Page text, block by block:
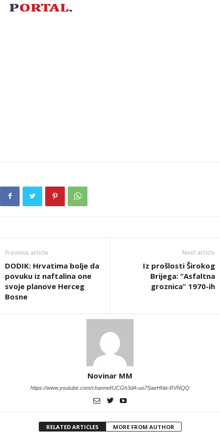
Previous article
DODIK: Hrvatima bolje da
povuku iz naftalina one
svoje planove Herceg
Bosne
Next article
Iz prošlosti Širokog
Brijega: “Asfaltna
groznica” 1970-ih
Novinar MM
https://www.youtube.com/channel/UCGh3dA-uo7SaeHhla-RVNQQ
RELATED ARTICLES MORE FROM AUTHOR